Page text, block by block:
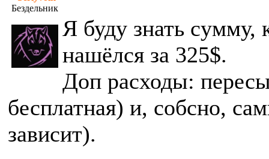
Бездельник
Я буду знать сумму,
нашёлся за 325$.
Доп расходы:
бесплатная) и, собсно,
зависит).